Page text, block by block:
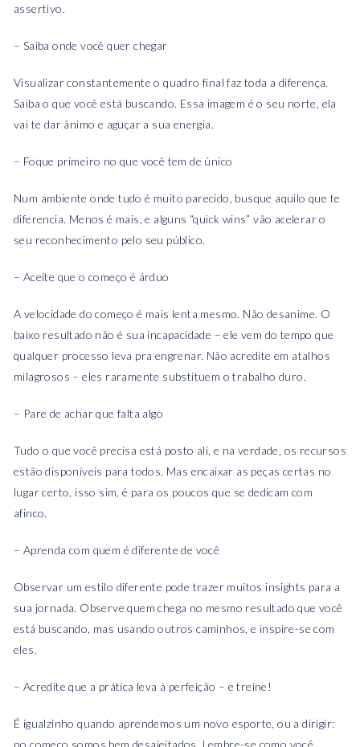
assertivo.
– Saiba onde você quer chegar
Visualizar constantemente o quadro final faz toda a diferença.
Saiba o que você está buscando. Essa imagem é o seu norte, ela
vai te dar ânimo e aguçar a sua energia.
– Foque primeiro no que você tem de único
Num ambiente onde tudo é muito parecido, busque aquilo que te
diferencia. Menos é mais, e alguns “quick wins” vão acelerar o
seu reconhecimento pelo seu público.
– Aceite que o começo é árduo
A velocidade do começo é mais lenta mesmo. Não desanime. O
baixo resultado não é sua incapacidade – ele vem do tempo que
qualquer processo leva pra engrenar. Não acredite em atalhos
milagrosos – eles raramente substituem o trabalho duro.
– Pare de achar que falta algo
Tudo o que você precisa está posto ali, e na verdade, os recursos
estão disponíveis para todos. Mas encaixar as peças certas no
lugar certo, isso sim, é para os poucos que se dedicam com
afinco.
– Aprenda com quem é diferente de você
Observar um estilo diferente pode trazer muitos insights para a
sua jornada. Observe quem chega no mesmo resultado que você
está buscando, mas usando outros caminhos, e inspire-se com
eles.
– Acredite que a prática leva à perfeição – e treine!
É igualzinho quando aprendemos um novo esporte, ou a dirigir:
no começo somos bem desajeitados. Lembre-se como você